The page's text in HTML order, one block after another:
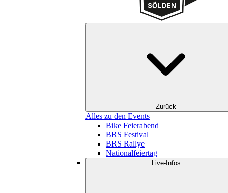
Zurück
Alles zu den Events
Bike Feierabend
BRS Festival
BRS Rallye
Nationalfeiertag
Live-Infos